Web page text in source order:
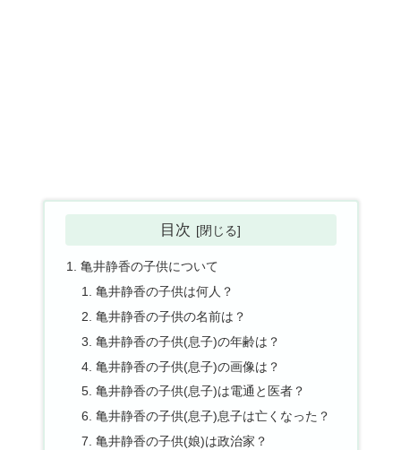
目次
亀井静香の子供について
亀井静香の子供は何人？
亀井静香の子供の名前は？
亀井静香の子供(息子)の年齢は？
亀井静香の子供(息子)の画像は？
亀井静香の子供(息子)は電通と医者？
亀井静香の子供(息子)息子は亡くなった？
亀井静香の子供(娘)は政治家？